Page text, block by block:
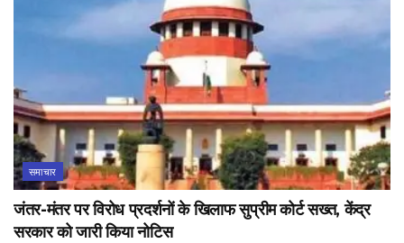
समाचार
जंतर-मंतर पर विरोध प्रदर्शनों के खिलाफ सुप्रीम कोर्ट सख्त, केंद्र
सरकार को जारी किया नोटिस